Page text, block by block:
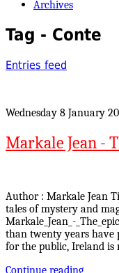
Archives
Tag - Conte
Entries feed
Wednesday 8 January
Markale Jean -
Author : Markale Jean
tales of mystery and
Markale_Jean_-
than twenty years have
for the public, Ireland
Continue reading